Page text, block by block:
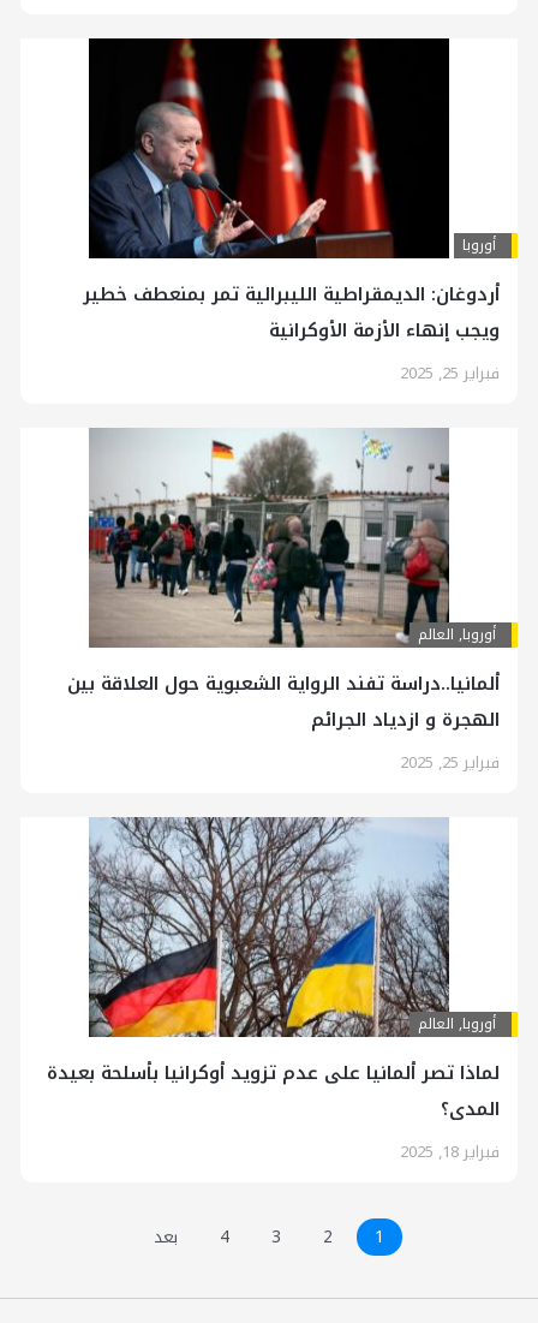
أوروبا
أردوغان: الديمقراطية الليبرالية تمر بمنعطف خطير
ويجب إنهاء الأزمة الأوكرانية
فبراير 25, 2025
أوروبا, العالم
ألمانيا..دراسة تفند الرواية الشعبوية حول العلاقة بين
الهجرة و ازدياد الجرائم
فبراير 25, 2025
أوروبا, العالم
لماذا تصر ألمانيا على عدم تزويد أوكرانيا بأسلحة بعيدة
المدى؟
فبراير 18, 2025
1
2
3
4 بعد